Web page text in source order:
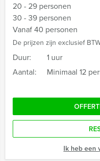
20 - 29 personen
30 - 39 personen
Vanaf 40 personen
De prijzen zijn exclusief
Duur:
1 uur
Aantal:
Minimaal 12
Ik heb een